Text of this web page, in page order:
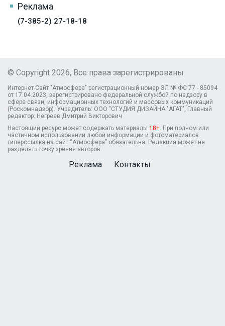
Реклама
(7-385-2) 27-18-18
© Copyright 2026, Все права зарегистрированы
Интернет-Сайт "Атмосфера" регистрационный номер ЭЛ № ФС 77 - 85094
от 17.04.2023, зарегистрировано федеральной службой по надзору в
сфере связи, информационных технологий и массовых коммуникаций
(Роскомнадзор). Учредитель: ООО "СТУДИЯ ДИЗАЙНА "АГАТ", Главный
редактор: Негреев Дмитрий Викторович
Настоящий ресурс может содержать материалы 18+ . При полном или
частичном использовании любой информации и фотоматериалов
гиперссылка на сайт “Атмосфера” обязательна. Редакция может не
разделять точку зрения авторов.
Реклама Контакты